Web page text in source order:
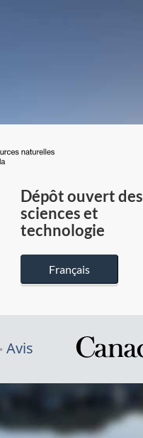
du
Canada
Dépôt ouvert des
sciences et
technologie
Français
Avis